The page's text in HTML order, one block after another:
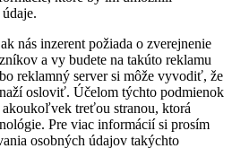
nás inzerent požiada o zverejnenie
a vy budete na takúto reklamu
reklamný server si môže vyvodiť, že
osloviť. Účelom týchto podmienok
treťou stranou, ktorá
Pre viac informácií si prosím
osobných údajov takýchto